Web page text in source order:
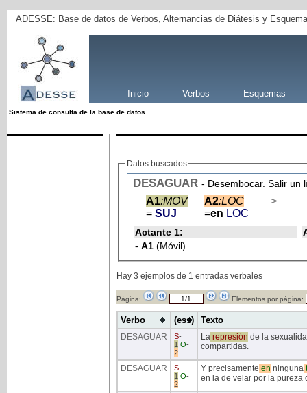
ADESSE: Base de datos de Verbos, Alternancias de Diátesis y
Inicio Verbos Esquemas
Sistema de consulta de la base de datos
Datos buscados
DESAGUAR - Desembocar. Salir un
A1:MOV
= SUJ
A2:LOC
=en LOC
>
Actante 1:
- A1 (Móvil)
Hay 3 ejemplos de 1 entradas verbales
Página: Elementos por página:
Verbo (ess) Texto
DESAGUAR S-
1 O-
2
Larepresión de la
compartidas.
DESAGUAR S-
1 O-
2
Y precisamente en ninguna
en la de velar por la pureza